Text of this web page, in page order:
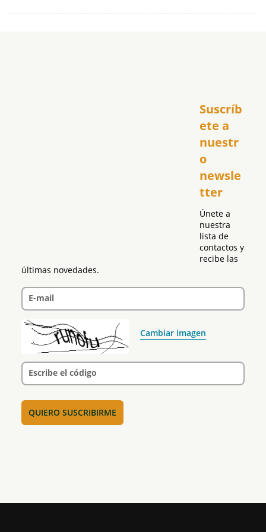
Suscríb
ete a
nuestr
o
newsle
tter
Únete a
nuestra
lista de
contactos y
recibe las
últimas novedades.
E-mail
Cambiar imagen
Escribe el código